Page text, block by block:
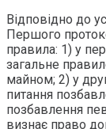
Відповідно до
Першого
правила: 1) у
загальне
майном; 2) у
питання
позбавлення
визнає право